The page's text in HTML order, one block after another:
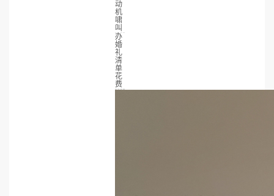
动
机
啸
叫
办
婚
礼
清
单
花
费